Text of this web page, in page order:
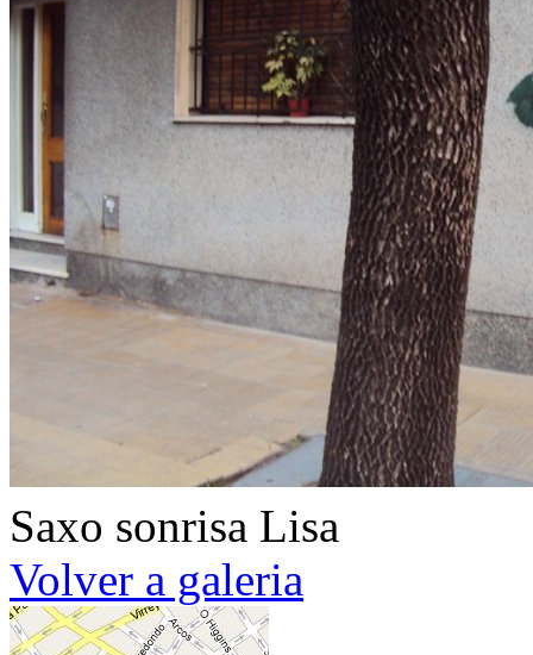
Saxo sonrisa Lisa
Volver a galeria